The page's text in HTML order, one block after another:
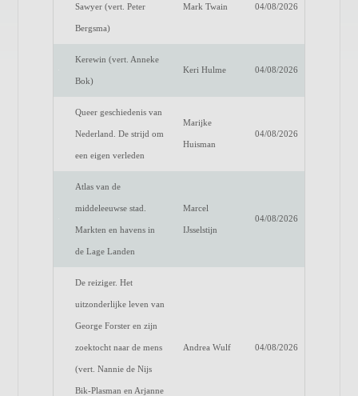
Sawyer (vert. Peter
Bergsma)
Mark Twain 04/08/2026
Kerewin (vert. Anneke
Bok)
Keri Hulme 04/08/2026
Queer geschiedenis van
Nederland. De strijd om
een eigen verleden
Marijke
Huisman
04/08/2026
Atlas van de
middeleeuwse stad.
Markten en havens in
de Lage Landen
Marcel
IJsselstijn
04/08/2026
De reiziger. Het
uitzonderlijke leven van
George Forster en zijn
zoektocht naar de mens
(vert. Nannie de Nijs
Bik-Plasman en Arjanne
Andrea Wulf 04/08/2026